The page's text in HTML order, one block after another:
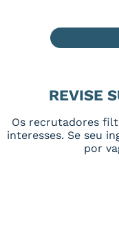
REVISE
Os recrutadores
interesses. Se seu
por